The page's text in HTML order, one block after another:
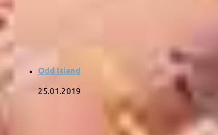
Odd Island
25.01.2019